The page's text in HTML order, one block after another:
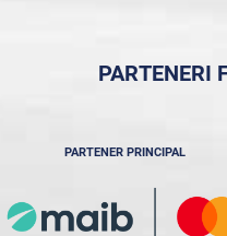
PARTENERI
PARTENER PRINCIPAL